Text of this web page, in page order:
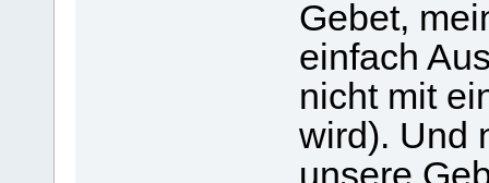
Gebet,
einfach
nicht mit
wird). Und
unsere